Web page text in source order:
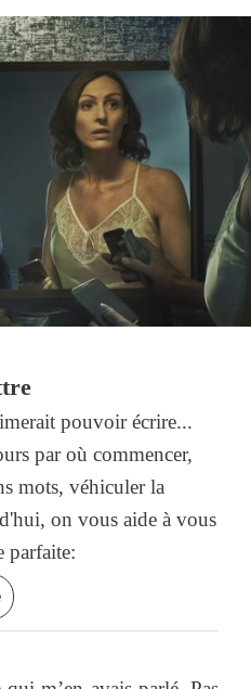
pouvoir écrire...
par où commencer,
mots, véhiculer la
on vous aide à vous
parfaite: